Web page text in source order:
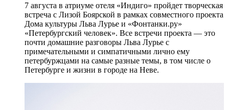
7 августа в атриуме отеля «Индиго» пройдет творческая
встреча с Лизой Боярской в рамках совместного проекта
Дома культуры Льва Лурье и «Фонтанки.ру»
«Петербургский человек». Все встречи проекта — это
почти домашние разговоры Льва Лурье с
примечательными и симпатичными лично ему
петербуржцами на самые разные темы, в том числе о
Петербурге и жизни в городе на Неве.